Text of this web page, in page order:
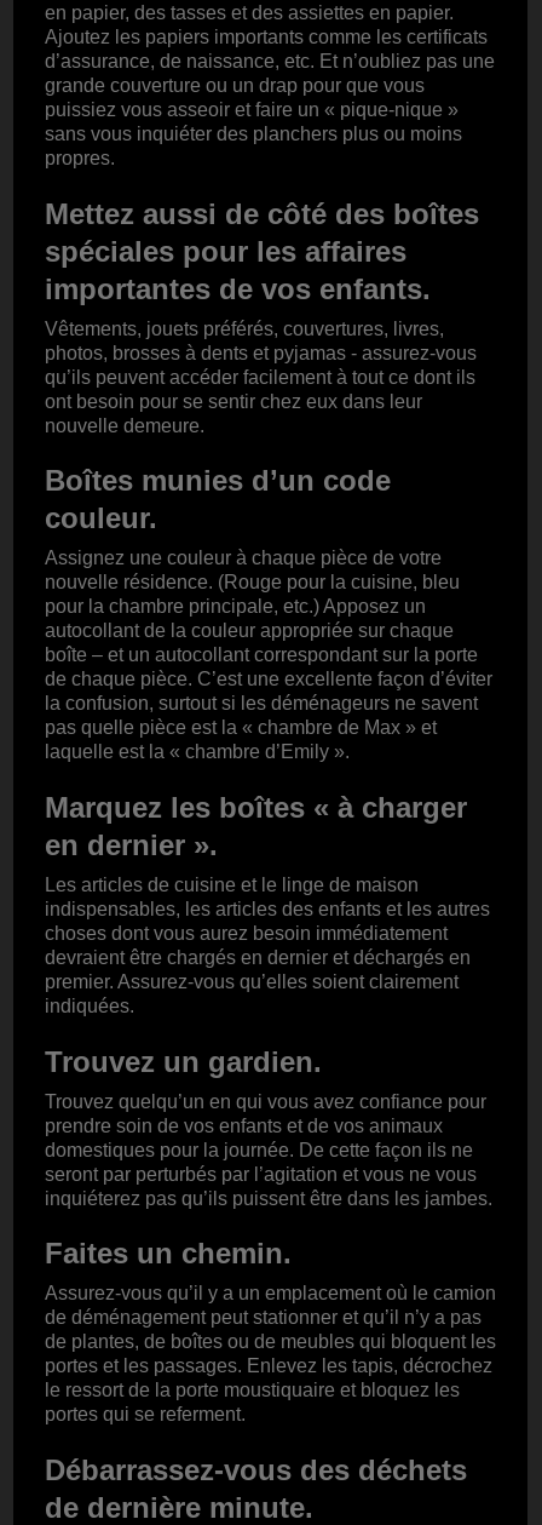
en papier, des tasses et des assiettes en papier.
Ajoutez les papiers importants comme les certificats
d’assurance, de naissance, etc. Et n’oubliez pas une
grande couverture ou un drap pour que vous
puissiez vous asseoir et faire un « pique-nique »
sans vous inquiéter des planchers plus ou moins
propres.
Mettez aussi de côté des boîtes
spéciales pour les affaires
importantes de vos enfants.
Vêtements, jouets préférés, couvertures, livres,
photos, brosses à dents et pyjamas - assurez-vous
qu’ils peuvent accéder facilement à tout ce dont ils
ont besoin pour se sentir chez eux dans leur
nouvelle demeure.
Boîtes munies d’un code
couleur.
Assignez une couleur à chaque pièce de votre
nouvelle résidence. (Rouge pour la cuisine, bleu
pour la chambre principale, etc.) Apposez un
autocollant de la couleur appropriée sur chaque
boîte – et un autocollant correspondant sur la porte
de chaque pièce. C’est une excellente façon d’éviter
la confusion, surtout si les déménageurs ne savent
pas quelle pièce est la « chambre de Max » et
laquelle est la « chambre d’Emily ».
Marquez les boîtes « à charger
en dernier ».
Les articles de cuisine et le linge de maison
indispensables, les articles des enfants et les autres
choses dont vous aurez besoin immédiatement
devraient être chargés en dernier et déchargés en
premier. Assurez-vous qu’elles soient clairement
indiquées.
Trouvez un gardien.
Trouvez quelqu’un en qui vous avez confiance pour
prendre soin de vos enfants et de vos animaux
domestiques pour la journée. De cette façon ils ne
seront par perturbés par l’agitation et vous ne vous
inquiéterez pas qu’ils puissent être dans les jambes.
Faites un chemin.
Assurez-vous qu’il y a un emplacement où le camion
de déménagement peut stationner et qu’il n’y a pas
de plantes, de boîtes ou de meubles qui bloquent les
portes et les passages. Enlevez les tapis, décrochez
le ressort de la porte moustiquaire et bloquez les
portes qui se referment.
Débarrassez-vous des déchets
de dernière minute.